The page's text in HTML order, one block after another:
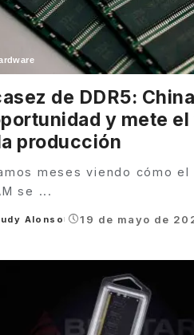
de DDR5:
y mete
producción
meses viendo cómo el
se ...
Alonso 19 de mayo de